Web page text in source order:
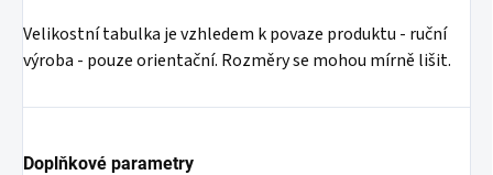
Velikostní tabulka je vzhledem k povaze produktu - ruční
výroba - pouze orientační. Rozměry se mohou mírně lišit.
Doplňkové parametry